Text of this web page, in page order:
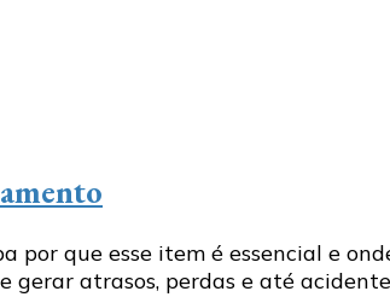
que esse item é essencial e
atrasos, perdas e até